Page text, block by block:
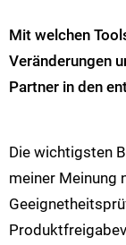
Mit welchen
Veränderungen
Partner in den
Die wichtigsten
meiner Meinung